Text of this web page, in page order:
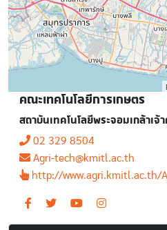
คณะเทคโนโลยีการเกษตร
สถาบันเทคโนโลยีพระจอมเกล้าเ
02 329 8504
Agri-tech@kmitl.ac.th
http://www.agri.kmitl.ac.th/